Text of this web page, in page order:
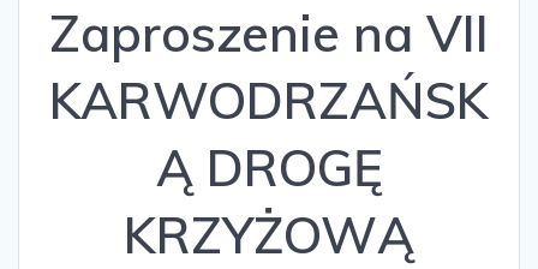
Zaproszenie na VII
KARWODRZAŃSK
Ą DROGĘ
KRZYŻOWĄ